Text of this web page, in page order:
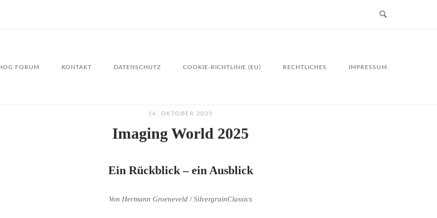
FORUM KONTAKT DATENSCHUTZ COOKIE-RICHTLINIE (EU) RECHTLICHES IMPRESSUM
16. OKTOBER 2025
Imaging World 2025
Ein Rückblick – ein Ausblick
Von Hermann Groeneveld / SilvergrainClassics